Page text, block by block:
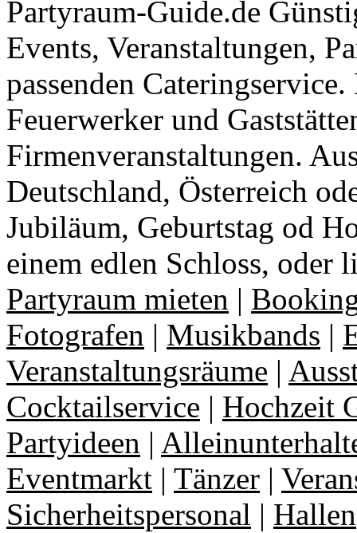
Partyraum-Guide.de
Events, Veranstaltungen,
passenden
Feuerwerker und
Firmenveranstaltungen.
Deutschland, Österreich
Jubiläum, Geburtstag od
einem edlen Schloss, oder
Partyraum mieten |
Fotografen | Musikbands |
Veranstaltungsräume |
Cocktailservice | Hochzeit
Partyideen |
Eventmarkt | Tänzer |
Sicherheitspersonal | Hallen